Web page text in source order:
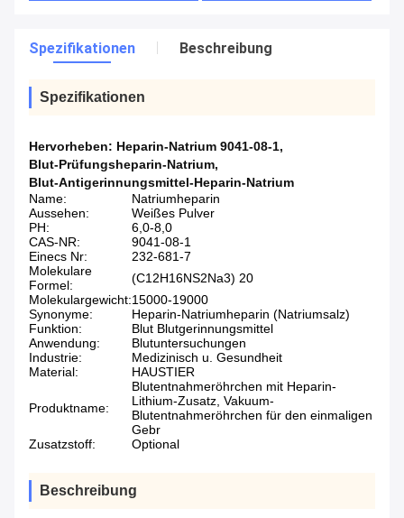
Spezifikationen Beschreibung
Spezifikationen
Hervorheben: Heparin-Natrium 9041-08-1,
Blut-Prüfungsheparin-Natrium,
Blut-Antigerinnungsmittel-Heparin-Natrium
Name:
Natriumheparin
Aussehen:
Weißes Pulver
PH:
6,0-8,0
CAS-NR:
9041-08-1
Einecs Nr:
232-681-7
Molekulare
Formel:
(C12H16NS2Na3) 20
Molekulargewicht:15000-19000
Synonyme:
Heparin-Natriumheparin (Natriumsalz)
Funktion:
Blut Blutgerinnungsmittel
Anwendung:
Blutuntersuchungen
Industrie:
Medizinisch u. Gesundheit
Material:
HAUSTIER
Produktname:
Blutentnahmeröhrchen mit Heparin-
Lithium-Zusatz, Vakuum-
Blutentnahmeröhrchen für den einmaligen
Gebr
Zusatzstoff:
Optional
Beschreibung